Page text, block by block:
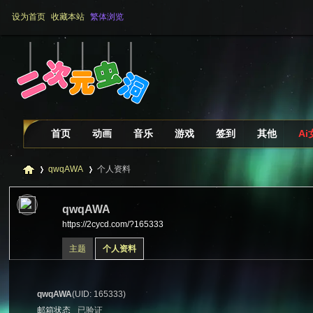
设为首页 收藏本站 繁体浏览
首页 动画 音乐 游戏 签到 其他 Ai
qwqAWA
›
个人资料
qwqAWA
https://2cycd.com/?165333
主题 个人资料
qwqAWA(UID: 165333)
邮箱状态
已验证